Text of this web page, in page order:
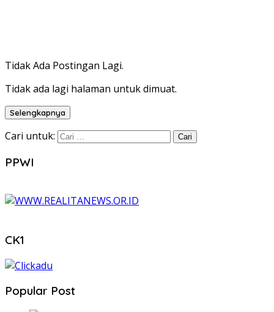
Tidak Ada Postingan Lagi.
Tidak ada lagi halaman untuk dimuat.
Selengkapnya
Cari untuk:
PPWI
CK1
Popular Post